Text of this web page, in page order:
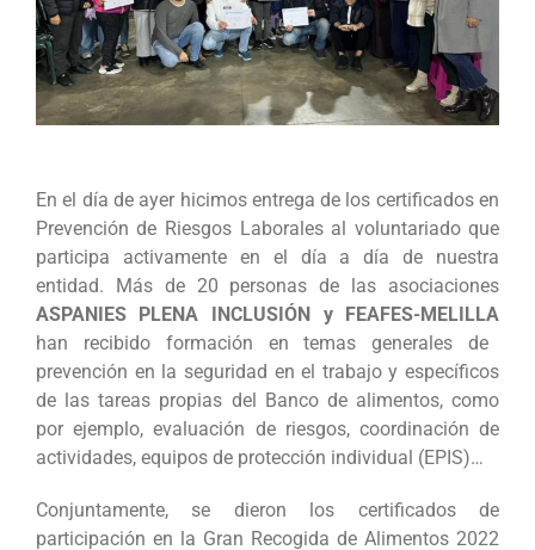
En el día de ayer hicimos entrega de los certificados en
Prevención de Riesgos Laborales al voluntariado que
participa activamente en el día a día de nuestra
entidad. Más de 20 personas de las asociaciones
ASPANIES PLENA INCLUSIÓN y FEAFES-MELILLA
han recibido formación en temas generales de
prevención en la seguridad en el trabajo y específicos
de las tareas propias del Banco de alimentos, como
por ejemplo, evaluación de riesgos, coordinación de
actividades, equipos de protección individual (EPIS)…
Conjuntamente, se dieron los certificados de
participación en la Gran Recogida de Alimentos 2022